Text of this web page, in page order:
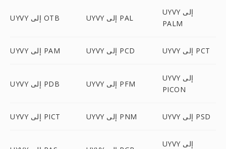
UYVY إلى OTB UYVY إلى PAL
UYVY إلى
PALM
UYVY إلى PAM UYVY إلى PCD UYVY إلى PCT
UYVY إلى PDB UYVY إلى PFM
UYVY إلى
PICON
UYVY إلى PICT UYVY إلى PNM UYVY إلى PSD
UYVY إلى